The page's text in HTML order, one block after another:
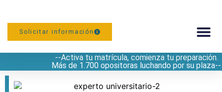
Solicitar información
--Activa tu matrícula, comienza tu preparación.
Más de 1.700 opositoras luchando por su plaza--